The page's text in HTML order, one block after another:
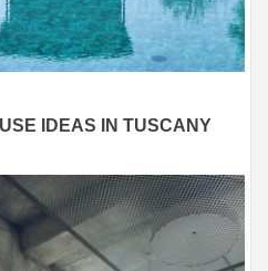
IDEAS IN TUSCANY